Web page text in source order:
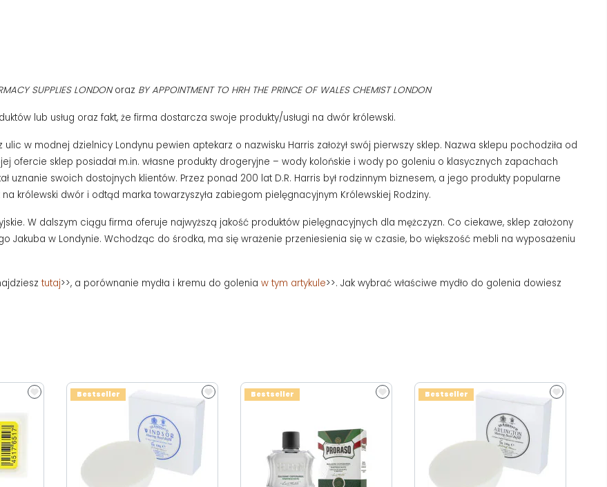
SUPPLIES LONDONoraz BY APPOINTMENT TO HRH THE PRINCE OF WALES CHEMIST LONDON
lub usług oraz fakt, że firma dostarcza swoje produkty/usługi na dwór królewski.
ulic w modnej dzielnicy Londynu pewien aptekarz o nazwisku Harris założył swój pierwszy sklep. Nazwa sklepu pochodziła od
ofercie sklep posiadał m.in. własne produkty drogeryjne – wody kolońskie i wody po goleniu o klasycznych zapachach
uznanie swoich dostojnych klientów. Przez ponad 200 lat D.R. Harris był rodzinnym biznesem, a jego produkty popularne
królewski dwór i odtąd marka towarzyszyła zabiegom pielęgnacyjnym Królewskiej Rodziny.
W dalszym ciągu firma oferuje najwyższą jakość produktów pielęgnacyjnych dla mężczyzn. Co ciekawe, sklep założony
Jakuba w Londynie. Wchodząc do środka, ma się wrażenie przeniesienia się w czasie, bo większość mebli na wyposażeniu
tutaj>>, a porównanie mydła i kremu do golenia w tym artykule>>. Jak wybrać właściwe mydło do golenia dowiesz
Bestseller Bestseller Bestseller